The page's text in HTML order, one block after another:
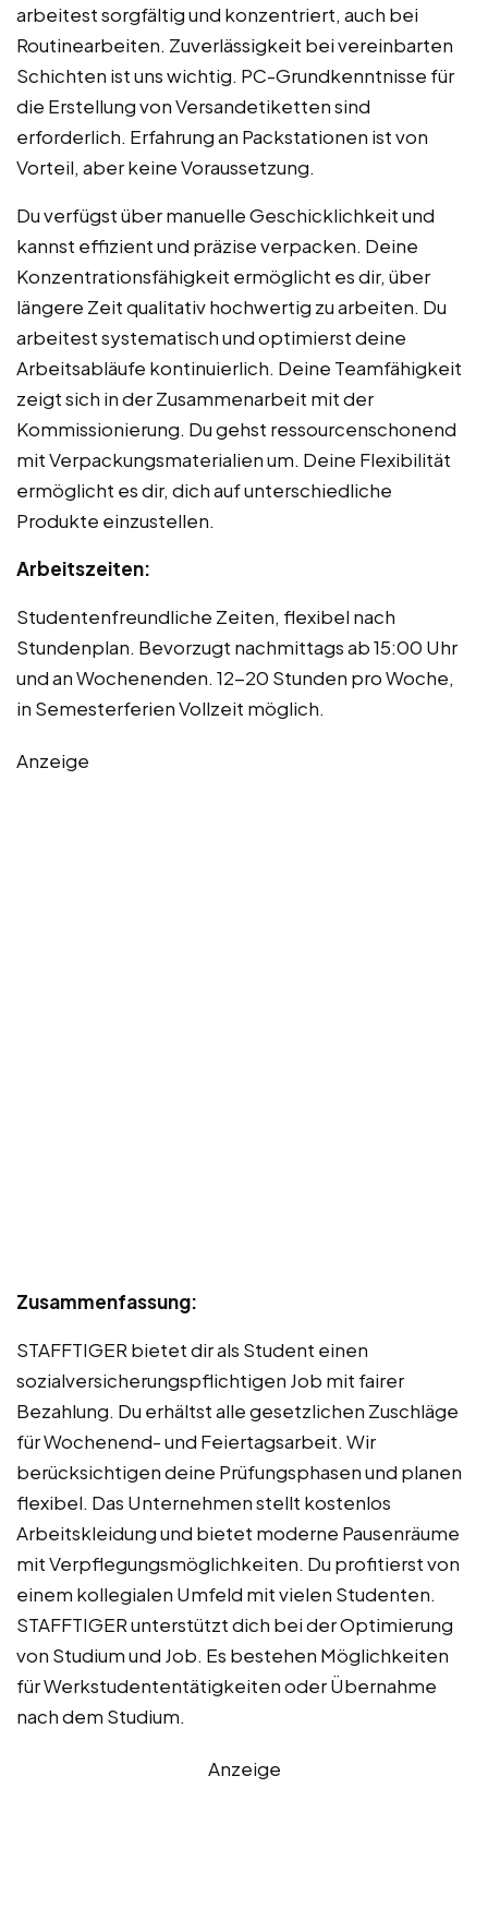
arbeitest sorgfältig und konzentriert, auch bei
Routinearbeiten. Zuverlässigkeit bei vereinbarten
Schichten ist uns wichtig. PC-Grundkenntnisse für
die Erstellung von Versandetiketten sind
erforderlich. Erfahrung an Packstationen ist von
Vorteil, aber keine Voraussetzung.
Du verfügst über manuelle Geschicklichkeit und
kannst effizient und präzise verpacken. Deine
Konzentrationsfähigkeit ermöglicht es dir, über
längere Zeit qualitativ hochwertig zu arbeiten. Du
arbeitest systematisch und optimierst deine
Arbeitsabläufe kontinuierlich. Deine Teamfähigkeit
zeigt sich in der Zusammenarbeit mit der
Kommissionierung. Du gehst ressourcenschonend
mit Verpackungsmaterialien um. Deine Flexibilität
ermöglicht es dir, dich auf unterschiedliche
Produkte einzustellen.
Arbeitszeiten:
Studentenfreundliche Zeiten, flexibel nach
Stundenplan. Bevorzugt nachmittags ab 15:00 Uhr
und an Wochenenden. 12-20 Stunden pro Woche,
in Semesterferien Vollzeit möglich.
Anzeige
Zusammenfassung:
STAFFTIGER bietet dir als Student einen
sozialversicherungspflichtigen Job mit fairer
Bezahlung. Du erhältst alle gesetzlichen Zuschläge
für Wochenend- und Feiertagsarbeit. Wir
berücksichtigen deine Prüfungsphasen und planen
flexibel. Das Unternehmen stellt kostenlos
Arbeitskleidung und bietet moderne Pausenräume
mit Verpflegungsmöglichkeiten. Du profitierst von
einem kollegialen Umfeld mit vielen Studenten.
STAFFTIGER unterstützt dich bei der Optimierung
von Studium und Job. Es bestehen Möglichkeiten
für Werkstudententätigkeiten oder Übernahme
nach dem Studium.
Anzeige